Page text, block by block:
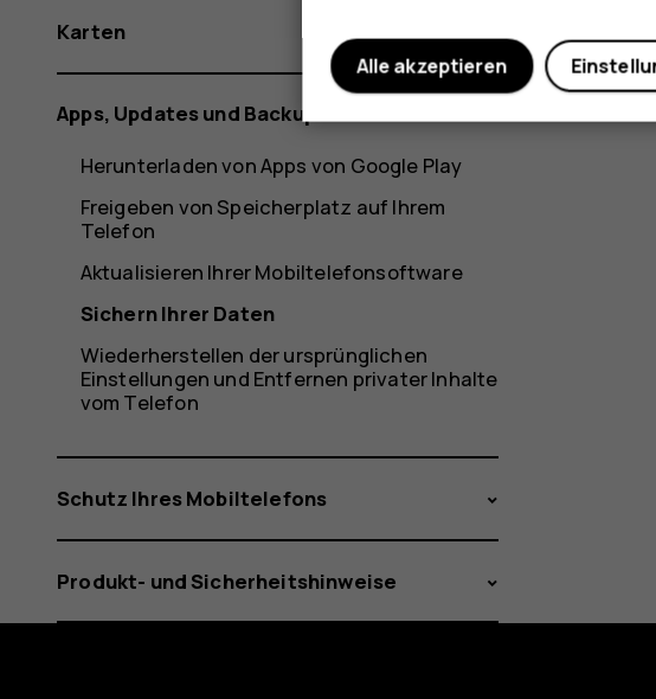
Karten
Apps, Updates und Backups
Herunterladen von Apps von Google Play
Freigeben von Speicherplatz auf Ihrem
Telefon
Aktualisieren Ihrer Mobiltelefonsoftware
Sichern Ihrer Daten
Wiederherstellen der ursprünglichen
Einstellungen und Entfernen privater Inhalte
vom Telefon
Schutz Ihres Mobiltelefons
Produkt- und Sicherheitshinweise
Alle akzeptieren